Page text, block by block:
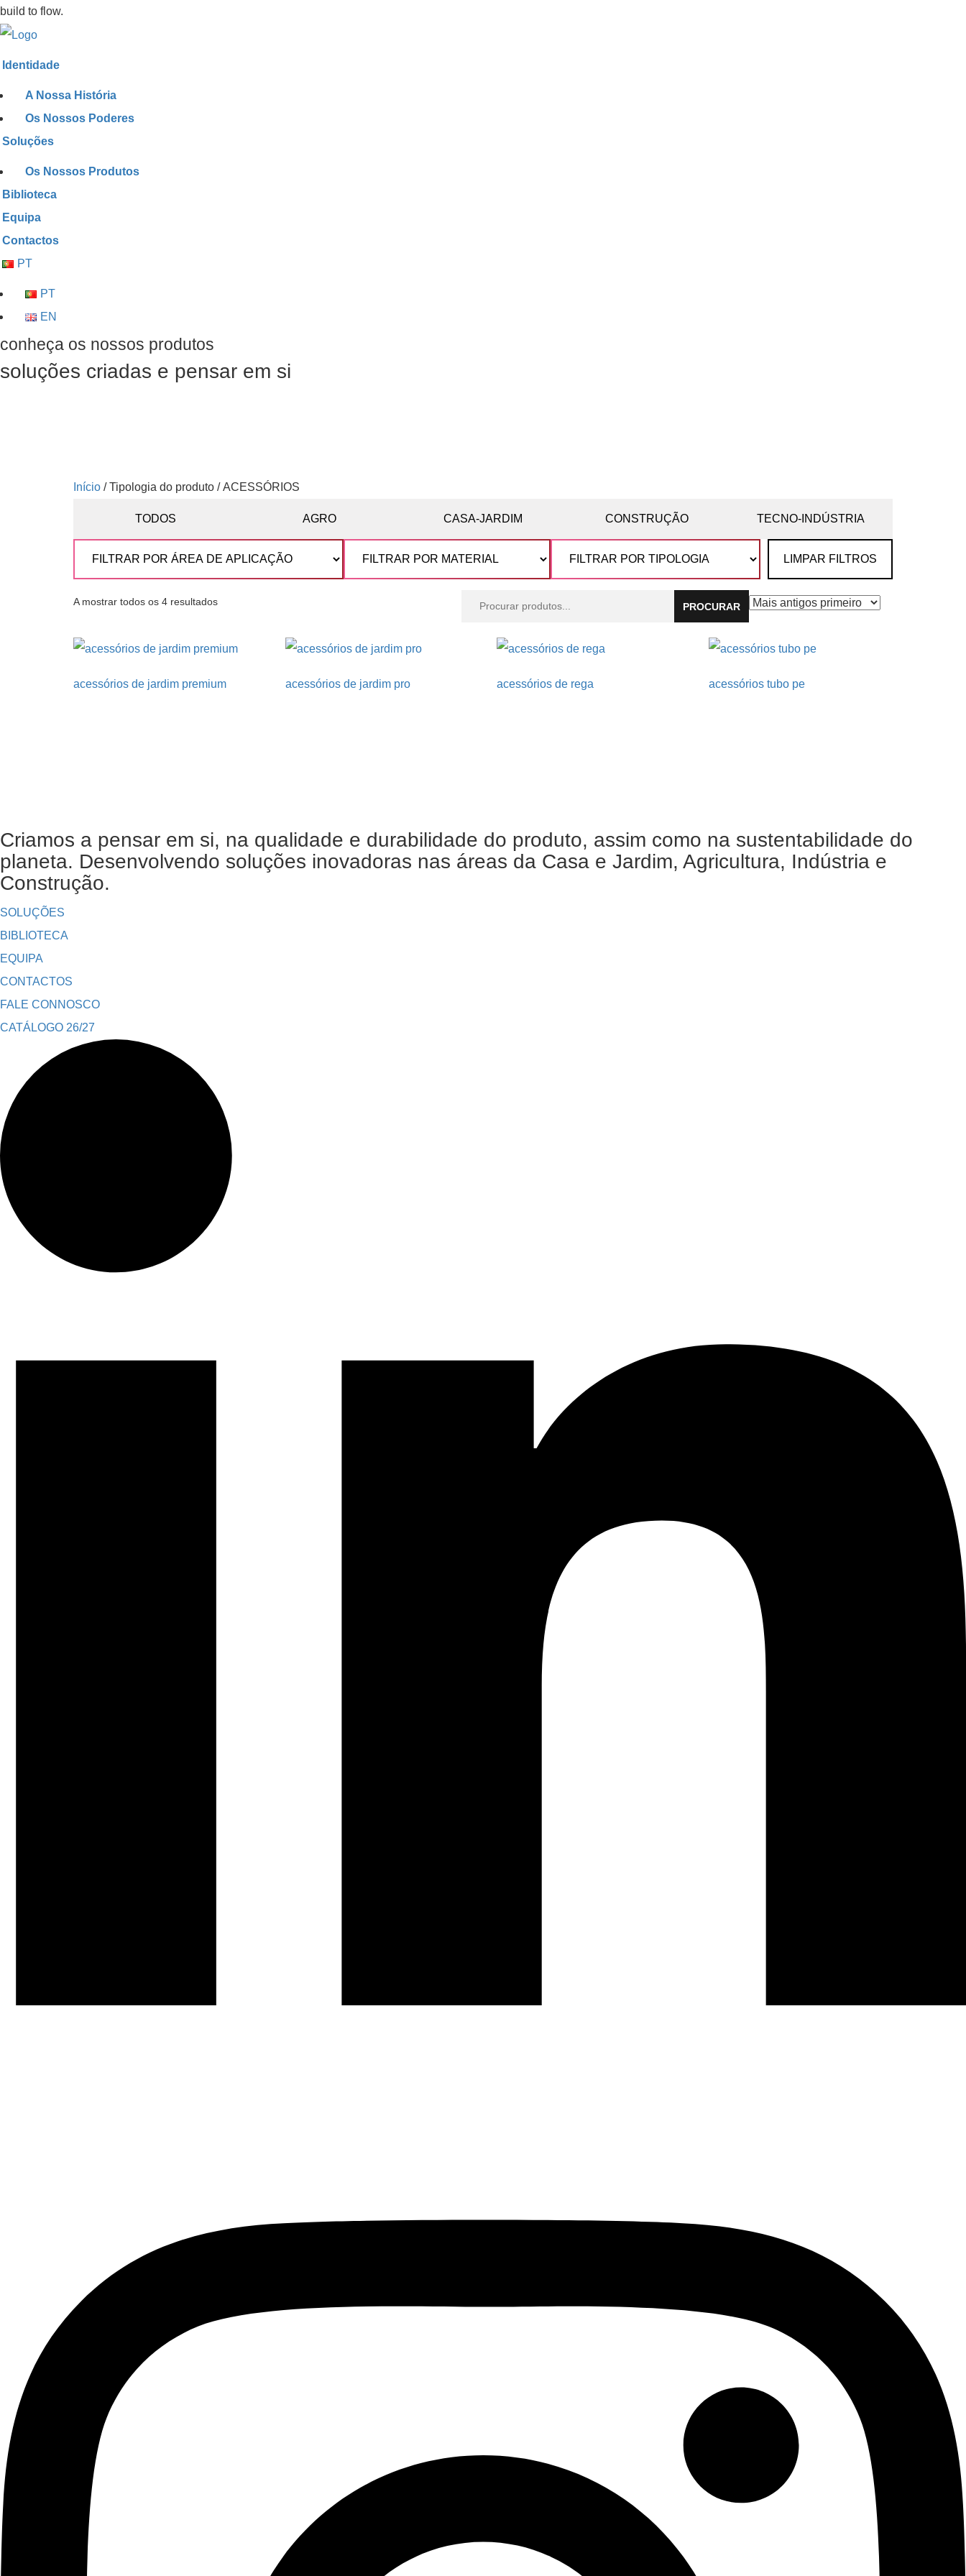
build to flow.
Identidade
A Nossa História
Os Nossos Poderes
Soluções
Os Nossos Produtos
Biblioteca
Equipa
Contactos
PT
PT
EN
conheça os nossos produtos
soluções criadas e pensar em si
Início / Tipologia do produto / ACESSÓRIOS
TODOS AGRO CASA-JARDIM CONSTRUÇÃO TECNO-INDÚSTRIA
LIMPAR FILTROS
A mostrar todos os 4 resultados
produtos:
PROCURAR
acessórios de jardim premium acessórios de jardim pro acessórios de rega acessórios tubo pe
Criamos a pensar em si, na qualidade e durabilidade do produto, assim como na sustentabilidade do
planeta. Desenvolvendo soluções inovadoras nas áreas da Casa e Jardim, Agricultura, Indústria e
Construção.
SOLUÇÕES
BIBLIOTECA
EQUIPA
CONTACTOS
FALE CONNOSCO
CATÁLOGO 26/27